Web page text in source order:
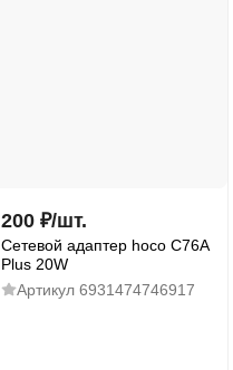
200 ₽/шт.
Сетевой адаптер hoco C76A
Plus 20W
Артикул 6931474746917